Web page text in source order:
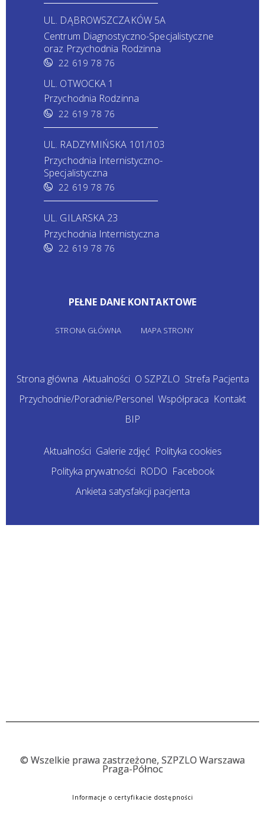
UL. DĄBROWSZCZAKÓW 5A
Centrum Diagnostyczno-Specjalistyczne
oraz Przychodnia Rodzinna
22 619 78 76
UL. OTWOCKA 1
Przychodnia Rodzinna
22 619 78 76
UL. RADZYMIŃSKA 101/103
Przychodnia Internistyczno-
Specjalistyczna
22 619 78 76
UL. GILARSKA 23
Przychodnia Internistyczna
22 619 78 76
PEŁNE DANE KONTAKTOWE
STRONA GŁÓWNA MAPA STRONY
Strona główna Aktualności O SZPZLO Strefa Pacjenta
Przychodnie/Poradnie/Personel Współpraca Kontakt
BIP
Aktualności Galerie zdjęć Polityka cookies
Polityka prywatności RODO Facebook
Ankieta satysfakcji pacjenta
© Wszelkie prawa zastrzeżone, SZPZLO Warszawa
Praga-Północ
Informacje o certyfikacie dostępności